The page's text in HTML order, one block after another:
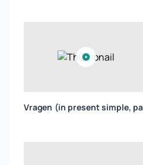
Vragen (in present simple,